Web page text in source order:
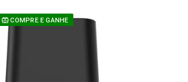
COMPRE E GANHE